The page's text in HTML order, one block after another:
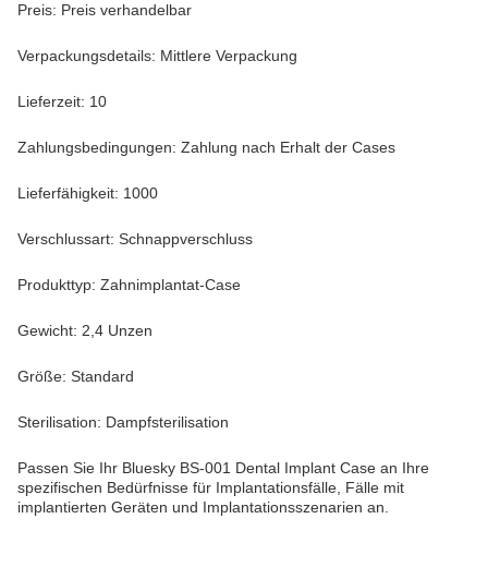
Preis: Preis verhandelbar
Verpackungsdetails: Mittlere Verpackung
Lieferzeit: 10
Zahlungsbedingungen: Zahlung nach Erhalt der Cases
Lieferfähigkeit: 1000
Verschlussart: Schnappverschluss
Produkttyp: Zahnimplantat-Case
Gewicht: 2,4 Unzen
Größe: Standard
Sterilisation: Dampfsterilisation
Passen Sie Ihr Bluesky BS-001 Dental Implant Case an Ihre
spezifischen Bedürfnisse für Implantationsfälle, Fälle mit
implantierten Geräten und Implantationsszenarien an.